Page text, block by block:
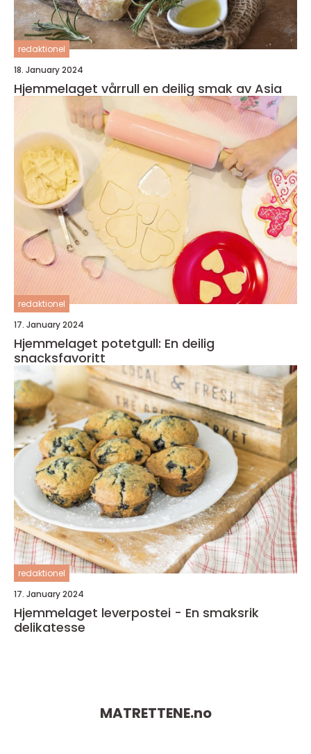
redaktionel
18. January 2024
Hjemmelaget vårrull en deilig smak av Asia
redaktionel
17. January 2024
Hjemmelaget potetgull: En deilig
snacksfavoritt
redaktionel
17. January 2024
Hjemmelaget leverpostei - En smaksrik
delikatesse
MATRETTENE.no